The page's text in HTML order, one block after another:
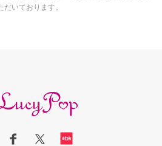
だいております。